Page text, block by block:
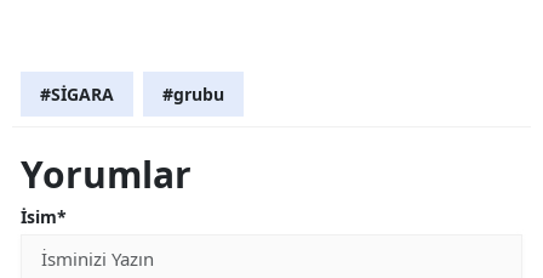
#SİGARA #grubu
Yorumlar
İsim*